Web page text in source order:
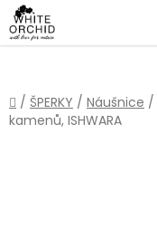
Přejít
na
obsah
Domů
/ ŠPERKY / Náušnice /
kamenů, ISHWARA